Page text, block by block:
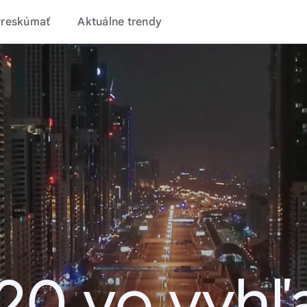
Aktuálne trendy